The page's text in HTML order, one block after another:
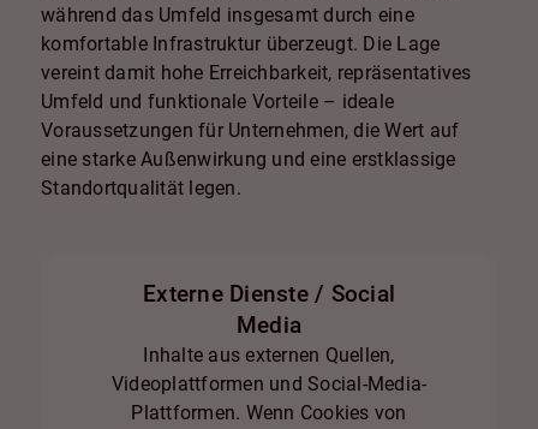
während das Umfeld insgesamt durch eine
komfortable Infrastruktur überzeugt. Die Lage
vereint damit hohe Erreichbarkeit, repräsentatives
Umfeld und funktionale Vorteile – ideale
Voraussetzungen für Unternehmen, die Wert auf
eine starke Außenwirkung und eine erstklassige
Standortqualität legen.
Externe Dienste / Social
Media
Inhalte aus externen Quellen,
Videoplattformen und Social-Media-
Plattformen. Wenn Cookies von